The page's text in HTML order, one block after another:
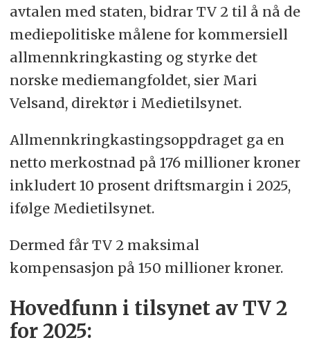
avtalen med staten, bidrar TV 2 til å nå de
mediepolitiske målene for kommersiell
allmennkringkasting og styrke det
norske mediemangfoldet, sier Mari
Velsand, direktør i Medietilsynet.
Allmennkringkastingsoppdraget ga en
netto merkostnad på 176 millioner kroner
inkludert 10 prosent driftsmargin i 2025,
ifølge Medietilsynet.
Dermed får TV 2 maksimal
kompensasjon på 150 millioner kroner.
Hovedfunn i tilsynet av TV 2
for 2025: